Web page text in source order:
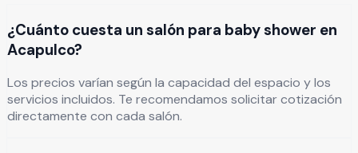
¿Cuánto cuesta un salón para baby shower en
Acapulco?
Los precios varían según la capacidad del espacio y los
servicios incluidos. Te recomendamos solicitar cotización
directamente con cada salón.